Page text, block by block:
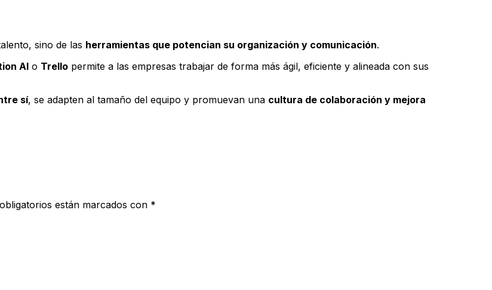
sino de las herramientas que potencian su organización y comunicación.
AI o Trello permite a las empresas trabajar de forma más ágil, eficiente y alineada con sus
sí, se adapten al tamaño del equipo y promuevan una cultura de colaboración y mejora
están marcados con *